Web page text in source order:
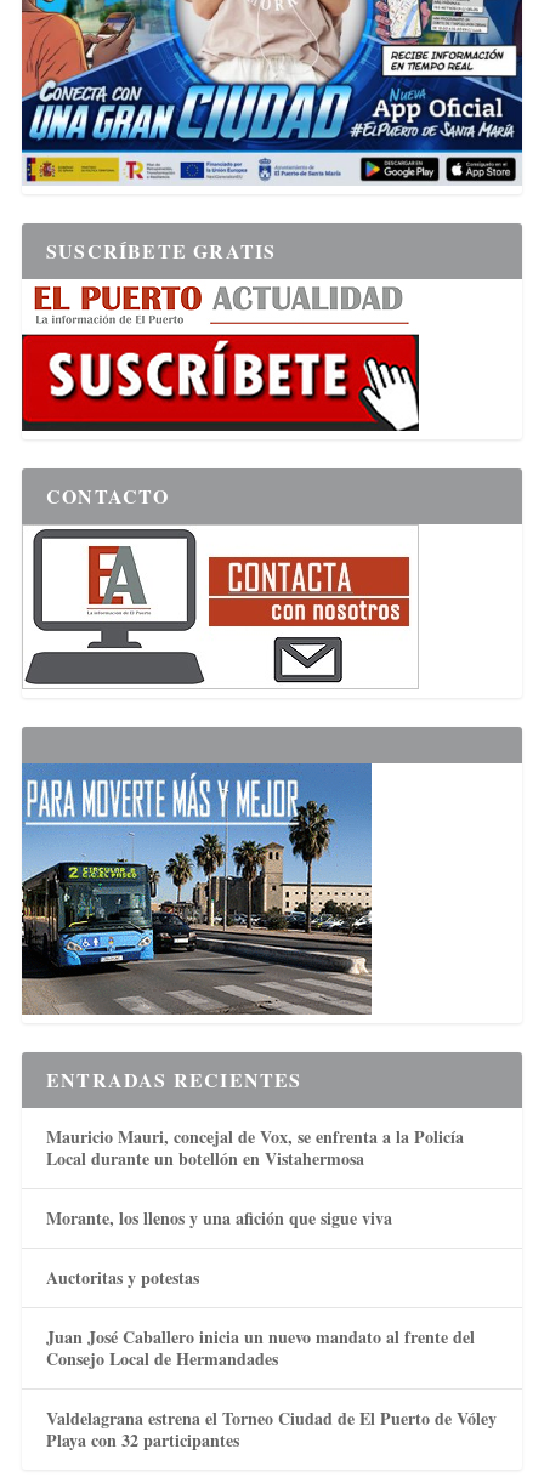
SUSCRÍBETE GRATIS
CONTACTO
ENTRADAS RECIENTES
Mauricio Mauri, concejal de Vox, se enfrenta a la Policía
Local durante un botellón en Vistahermosa
Morante, los llenos y una afición que sigue viva
Auctoritas y potestas
Juan José Caballero inicia un nuevo mandato al frente del
Consejo Local de Hermandades
Valdelagrana estrena el Torneo Ciudad de El Puerto de Vóley
Playa con 32 participantes